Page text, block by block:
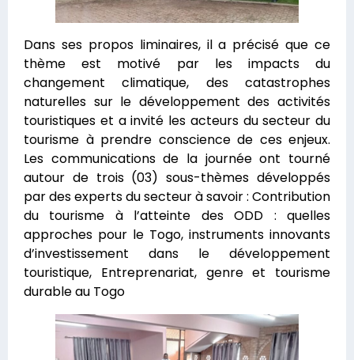
Dans ses propos liminaires, il a précisé que ce
thème est motivé par les impacts du
changement climatique, des catastrophes
naturelles sur le développement des activités
touristiques et a invité les acteurs du secteur du
tourisme à prendre conscience de ces enjeux.
Les communications de la journée ont tourné
autour de trois (03) sous-thèmes développés
par des experts du secteur à savoir : Contribution
du tourisme à l’atteinte des ODD : quelles
approches pour le Togo, instruments innovants
d’investissement dans le développement
touristique, Entreprenariat, genre et tourisme
durable au Togo